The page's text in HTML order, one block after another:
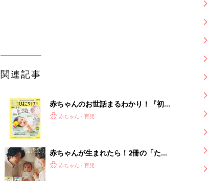
関連記事
赤ちゃんのお世話まるわかり！『初め
てのひよこクラブ 夏号』〈巻頭大特
赤ちゃん・育児
赤ちゃんが生まれたら！2冊の「たま
ひよ」
赤ちゃん・育児